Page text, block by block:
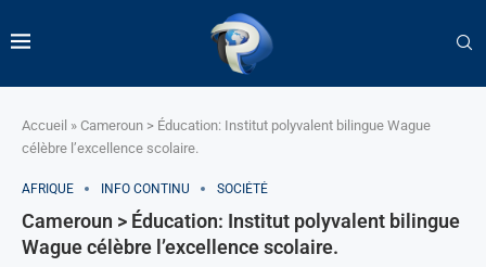
Accueil » Cameroun > Éducation: Institut polyvalent bilingue Wague
célèbre l’excellence scolaire.
AFRIQUE INFO CONTINU SOCIÉTÉ
Cameroun > Éducation: Institut polyvalent bilingue
Wague célèbre l’excellence scolaire.